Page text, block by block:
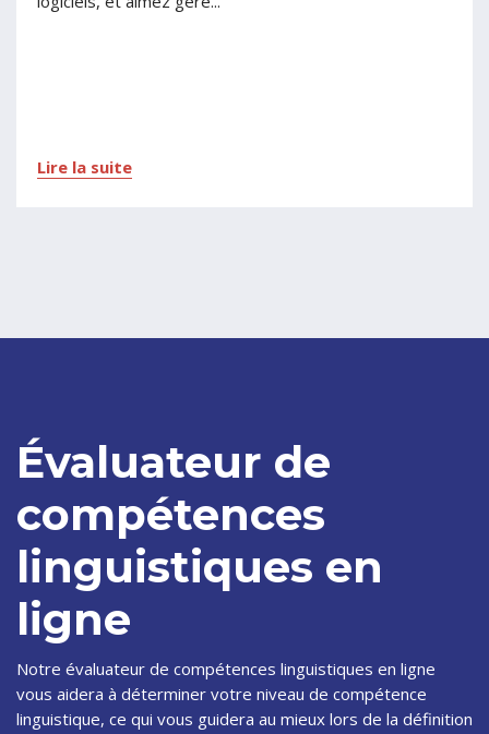
Lire la suite
Évaluateur de
compétences
linguistiques en
ligne
Notre évaluateur de compétences linguistiques en ligne
vous aidera à déterminer votre niveau de compétence
linguistique, ce qui vous guidera au mieux lors de la définition